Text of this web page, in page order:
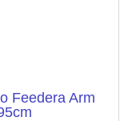
Feedera Arm